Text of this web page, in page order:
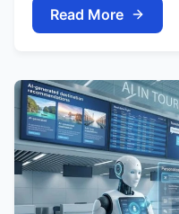
Read More